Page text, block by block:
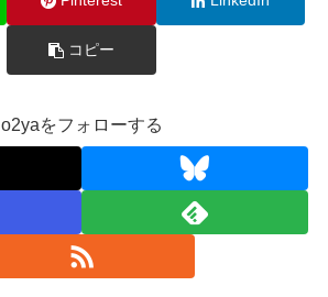
コピー
o2yaをフォローする